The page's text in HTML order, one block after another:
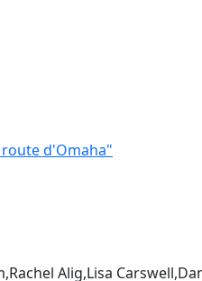
d'Omaha"
Alig,Lisa